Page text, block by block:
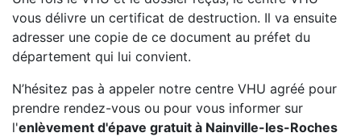
vous délivre un certificat de destruction. Il va ensuite
adresser une copie de ce document au préfet du
département qui lui convient.
N’hésitez pas à appeler notre centre VHU agréé pour
prendre rendez-vous ou pour vous informer sur
l'enlèvement d'épave gratuit à Nainville-les-Roches